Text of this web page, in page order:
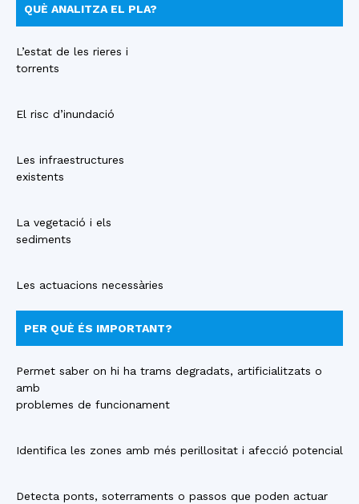
QUÈ ANALITZA EL PLA?
L’estat de les rieres i
torrents
El risc d’inundació
Les infraestructures
existents
La vegetació i els
sediments
Les actuacions necessàries
PER QUÈ ÉS IMPORTANT?
Permet saber on hi ha trams degradats, artificialitzats o
amb
problemes de funcionament
Identifica les zones amb més perillositat i afecció potencial
Detecta ponts, soterraments o passos que poden actuar